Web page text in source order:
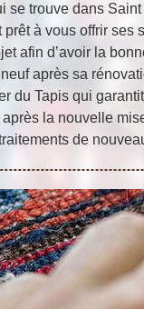
se trouve dans
prêt à vous offrir ses
afin d’avoir la
après sa
du Tapis qui
la nouvelle
de